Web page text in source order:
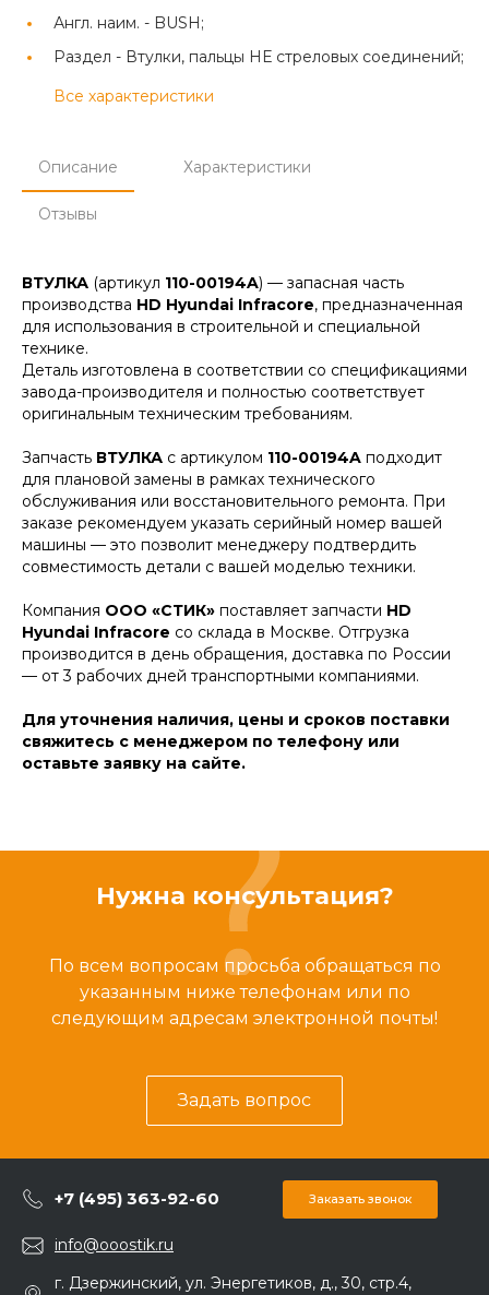
Англ. наим. - BUSH;
Раздел - Втулки, пальцы НЕ стреловых соединений;
Все характеристики
Описание Характеристики
Отзывы
ВТУЛКА (артикул 110-00194A) — запасная часть
производства HD Hyundai Infracore, предназначенная
для использования в строительной и специальной
технике.
Деталь изготовлена в соответствии со спецификациями
завода-производителя и полностью соответствует
оригинальным техническим требованиям.
Запчасть ВТУЛКА с артикулом 110-00194A подходит
для плановой замены в рамках технического
обслуживания или восстановительного ремонта. При
заказе рекомендуем указать серийный номер вашей
машины — это позволит менеджеру подтвердить
совместимость детали с вашей моделью техники.
Компания ООО «СТИК» поставляет запчасти HD
Hyundai Infracore со склада в Москве. Отгрузка
производится в день обращения, доставка по России
— от 3 рабочих дней транспортными компаниями.
Для уточнения наличия, цены и сроков поставки
свяжитесь с менеджером по телефону или
оставьте заявку на сайте.
Нужна консультация?
По всем вопросам просьба обращаться по
указанным ниже телефонам или по
следующим адресам электронной почты!
Задать вопрос
+7 (495) 363-92-60 Заказать звонок
info@ooostik.ru
г. Дзержинский, ул. Энергетиков, д., 30, стр.4,